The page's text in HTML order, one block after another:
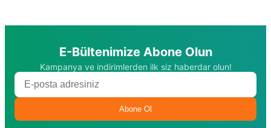
E-Bültenimize Abone Olun
Kampanya ve indirimlerden ilk siz haberdar olun!
Abone Ol